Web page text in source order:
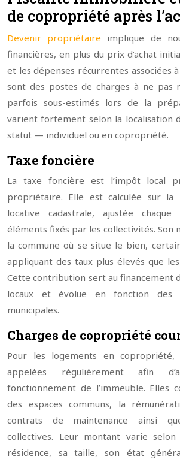
de copropriété après
Devenir propriétaire implique de
financières, en plus du prix d’achat
et les dépenses récurrentes associées
sont des postes de charges à ne pas
parfois sous-estimés lors de la
varient fortement selon la localisation
statut — individuel ou en copropriété.
Taxe foncière
La taxe foncière est l’impôt local
propriétaire. Elle est calculée sur la
locative cadastrale, ajustée
éléments fixés par les collectivités. Son
la commune où se situe le bien,
appliquant des taux plus élevés que
Cette contribution sert au financement
locaux et évolue en fonction des
municipales.
Charges de copropriété
Pour les logements en copropriété,
appelées régulièrement afin
fonctionnement de l’immeuble. Elles
des espaces communs, la
contrats de maintenance ainsi
collectives. Leur montant varie
résidence, sa taille, son état